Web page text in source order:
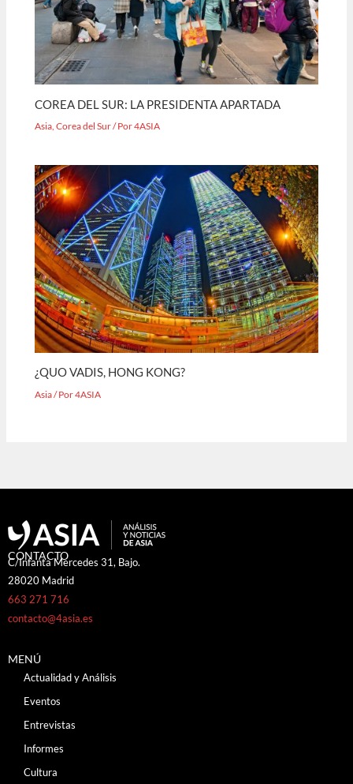
COREA DEL SUR: LA PRESIDENTA APARTADA
Asia,Corea del Sur/ Por4ASIA
¿QUO VADIS, HONG KONG?
Asia/ Por4ASIA
CONTACTO
C/Infanta Mercedes 31, Bajo.
28020 Madrid
663 271 716
contacto@4asia.es
MENÚ
Actualidad y Análisis
Eventos
Entrevistas
Informes
Cultura